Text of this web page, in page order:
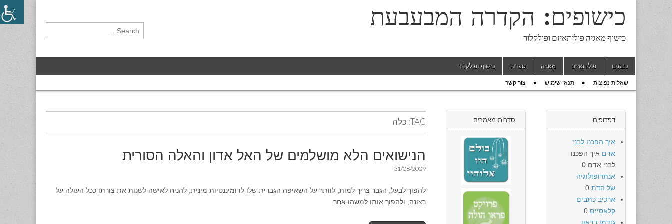
כישופים: הקדרה המבעבעת
כישוף מאגיה פוליתאיזם ופולקלור
Search for:
Main menu
Skip to content
כנענים פוליתאיזם מאגיה ספריה כישוף ופולקלור
שאלות נפוצות תנאי שימוש צור קשר
TAG: כלה
הנישואים הלא מושלמים של האל אדון והאלה הסורית
31/08/2009
להפוך לבעל, הגבר צריך למות, לוותר על השאיפה הגברית שלו לדומיננטיות מינית, להניח לאישה לשנות את צורתו ככל העולה על
רצונה, ולהפוך אותו למשהו אחר.
סדרות מאמרים דפדופים
איך הפכנו לבני
אדם איך הפכנו
לבני אדם 0
אנתרופולוגיה
של הדת
ארכיב כתבים
קלאסיים